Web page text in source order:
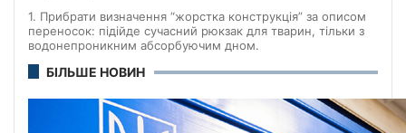
1. Прибрати визначення “жорстка конструкція” за описом
переносок: підійде сучасний рюкзак для тварин, тільки з
водонепроникним абсорбуючим дном.
БІЛЬШЕ НОВИН